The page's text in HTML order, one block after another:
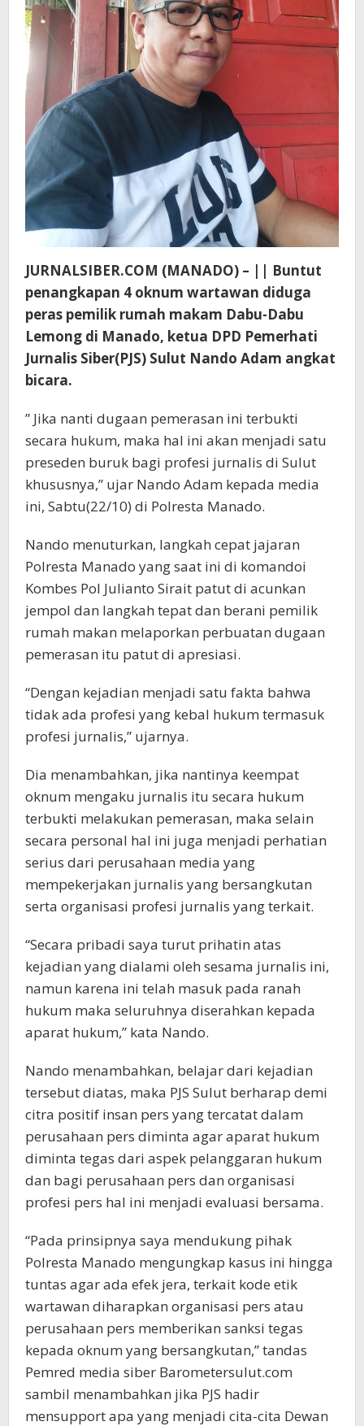
JURNALSIBER.COM (MANADO) – || Buntut
penangkapan 4 oknum wartawan diduga
peras pemilik rumah makam Dabu-Dabu
Lemong di Manado, ketua DPD Pemerhati
Jurnalis Siber(PJS) Sulut Nando Adam angkat
bicara.
” Jika nanti dugaan pemerasan ini terbukti
secara hukum, maka hal ini akan menjadi satu
preseden buruk bagi profesi jurnalis di Sulut
khususnya,” ujar Nando Adam kepada media
ini, Sabtu(22/10) di Polresta Manado.
Nando menuturkan, langkah cepat jajaran
Polresta Manado yang saat ini di komandoi
Kombes Pol Julianto Sirait patut di acunkan
jempol dan langkah tepat dan berani pemilik
rumah makan melaporkan perbuatan dugaan
pemerasan itu patut di apresiasi.
“Dengan kejadian menjadi satu fakta bahwa
tidak ada profesi yang kebal hukum termasuk
profesi jurnalis,” ujarnya.
Dia menambahkan, jika nantinya keempat
oknum mengaku jurnalis itu secara hukum
terbukti melakukan pemerasan, maka selain
secara personal hal ini juga menjadi perhatian
serius dari perusahaan media yang
mempekerjakan jurnalis yang bersangkutan
serta organisasi profesi jurnalis yang terkait.
“Secara pribadi saya turut prihatin atas
kejadian yang dialami oleh sesama jurnalis ini,
namun karena ini telah masuk pada ranah
hukum maka seluruhnya diserahkan kepada
aparat hukum,” kata Nando.
Nando menambahkan, belajar dari kejadian
tersebut diatas, maka PJS Sulut berharap demi
citra positif insan pers yang tercatat dalam
perusahaan pers diminta agar aparat hukum
diminta tegas dari aspek pelanggaran hukum
dan bagi perusahaan pers dan organisasi
profesi pers hal ini menjadi evaluasi bersama.
“Pada prinsipnya saya mendukung pihak
Polresta Manado mengungkap kasus ini hingga
tuntas agar ada efek jera, terkait kode etik
wartawan diharapkan organisasi pers atau
perusahaan pers memberikan sanksi tegas
kepada oknum yang bersangkutan,” tandas
Pemred media siber Barometersulut.com
sambil menambahkan jika PJS hadir
mensupport apa yang menjadi cita-cita Dewan